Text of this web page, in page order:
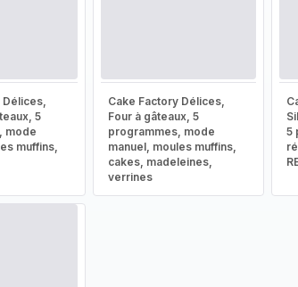
Délices,
5
mode
muffins,
Cake Factory Délices,
Four à gâteaux, 5
programmes, mode
manuel, moules muffins,
cakes, madeleines,
verrines
5